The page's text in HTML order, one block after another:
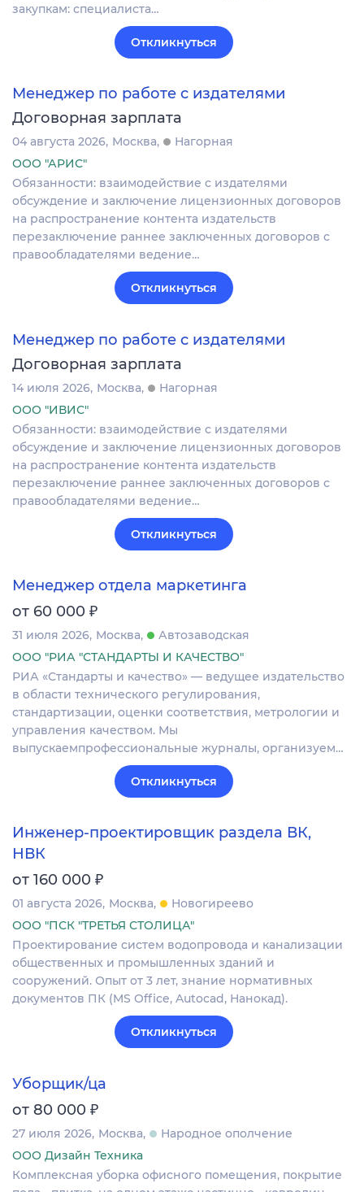
закупкам: специалиста…
Откликнуться
Менеджер по работе с издателями
Договорная зарплата
04 августа 2026 Москва
Нагорная
ООО "АРИС"
Обязанности: взаимодействие с издателями
обсуждение и заключение лицензионных договоров
на распространение контента издательств
перезаключение раннее заключенных договоров с
правообладателями ведение…
Откликнуться
Менеджер по работе с издателями
Договорная зарплата
14 июля 2026 Москва
Нагорная
ООО "ИВИС"
Обязанности: взаимодействие с издателями
обсуждение и заключение лицензионных договоров
на распространение контента издательств
перезаключение раннее заключенных договоров с
правообладателями ведение…
Откликнуться
Менеджер отдела маркетинга
от 60 000 ₽
31 июля 2026 Москва
Автозаводская
ООО "РИА "СТАНДАРТЫ И КАЧЕСТВО"
РИА «Стандарты и качество» — ведущее издательство
в области технического регулирования,
стандартизации, оценки соответствия, метрологии и
управления качеством. Мы
выпускаемпрофессиональные журналы, организуем…
Откликнуться
Инженер-проектировщик раздела ВК,
НВК
от 160 000 ₽
01 августа 2026 Москва
Новогиреево
ООО "ПСК "ТРЕТЬЯ СТОЛИЦА"
Проектирование систем водопровода и канализации
общественных и промышленных зданий и
сооружений. Опыт от 3 лет, знание нормативных
документов ПК (MS Office, Autocad, Нанокад).
Откликнуться
Уборщик/ца
от 80 000 ₽
27 июля 2026 Москва
Народное ополчение
ООО Дизайн Техника
Комплексная уборка офисного помещения, покрытие